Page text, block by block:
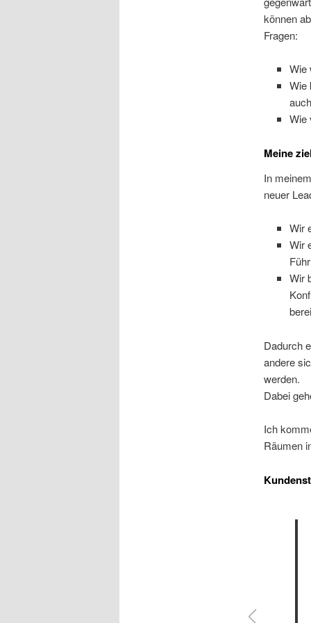
können
Fragen:
Wie
Wie
Wie
Meine
In
neuer
Wir
Wir
Wir
Dadurch
andere
werden.
Dabei
Ich
Räumen